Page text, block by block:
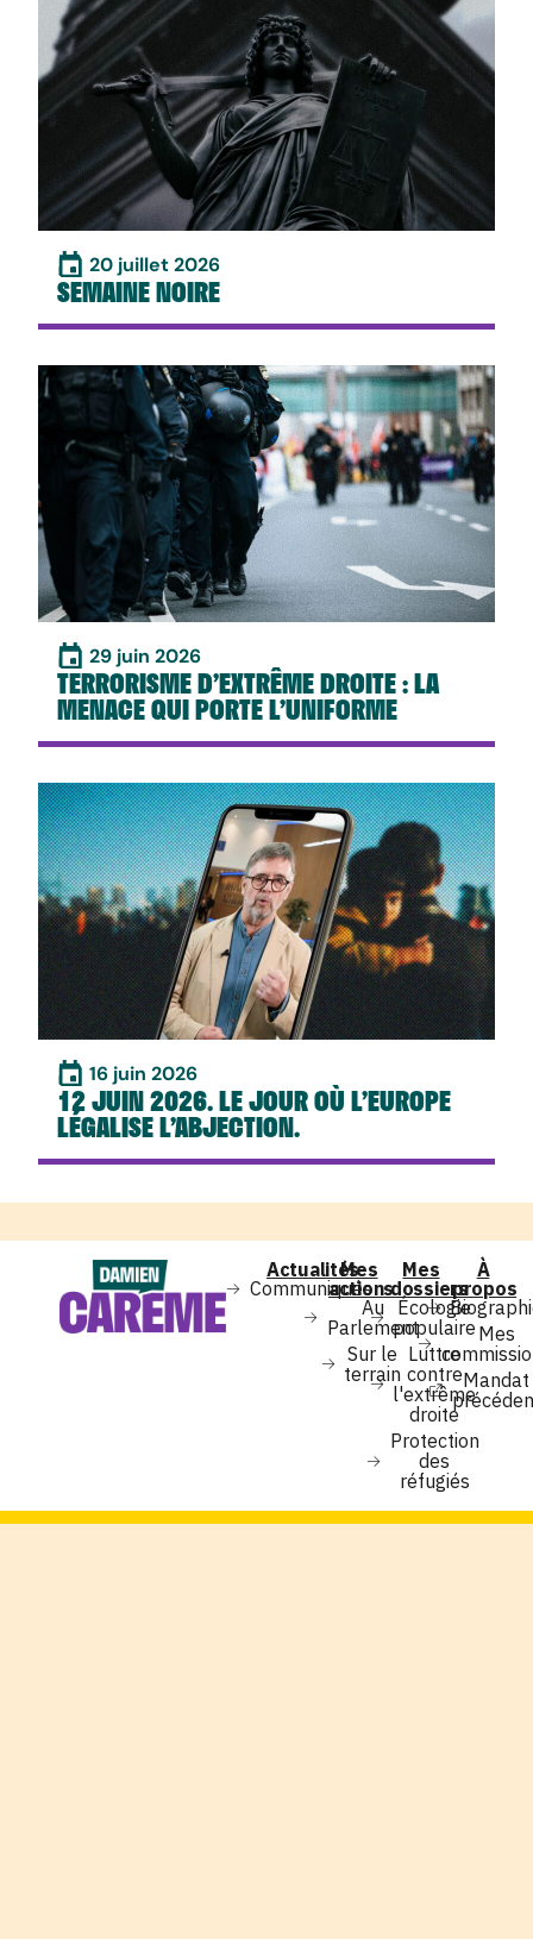
20 juillet 2026
SEMAINE NOIRE
29 juin 2026
TERRORISME D’EXTRÊME DROITE : LA
MENACE QUI PORTE L’UNIFORME
16 juin 2026
12 JUIN 2026. LE JOUR OÙ L’EUROPE
LÉGALISE L’ABJECTION.
Actualités
Communiqués
Mes
actions
Au
Parlement
Sur le
terrain
Mes
dossiers
Écologie
populaire
Luttre
contre
l'extrême
droite
Protection
des
réfugiés
À
propos
Mes
Mandat